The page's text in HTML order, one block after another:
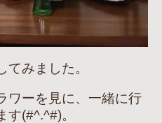
みました。
ワーを見に、一緒に行
す(#^.^#)。